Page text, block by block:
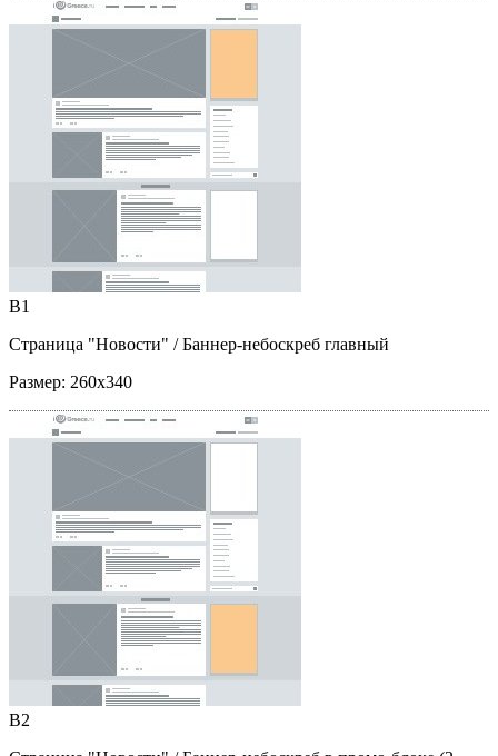
B1
Страница "Новости" / Баннер-небоскреб главный
Размер: 260x340
B2